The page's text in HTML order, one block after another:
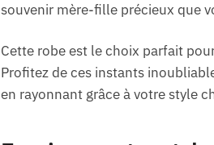
souvenir mère-fille précieux que
Cette robe est le choix parfait
Profitez de ces instants
en rayonnant grâce à votre style